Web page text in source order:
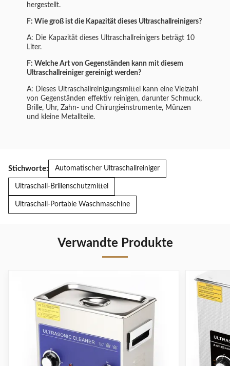
hergestellt.
F: Wie groß ist die Kapazität dieses Ultraschallreinigers?
A: Die Kapazität dieses Ultraschallreinigers beträgt 10
Liter.
F: Welche Art von Gegenständen kann mit diesem
Ultraschallreiniger gereinigt werden?
A: Dieses Ultraschallreinigungsmittel kann eine Vielzahl
von Gegenständen effektiv reinigen, darunter Schmuck,
Brille, Uhr, Zahn- und Chirurgieinstrumente, Münzen
und kleine Metallteile.
Stichworte: Automatischer Ultraschallreiniger
Ultraschall-Brillenschutzmittel
Ultraschall-Portable Waschmaschine
Verwandte Produkte